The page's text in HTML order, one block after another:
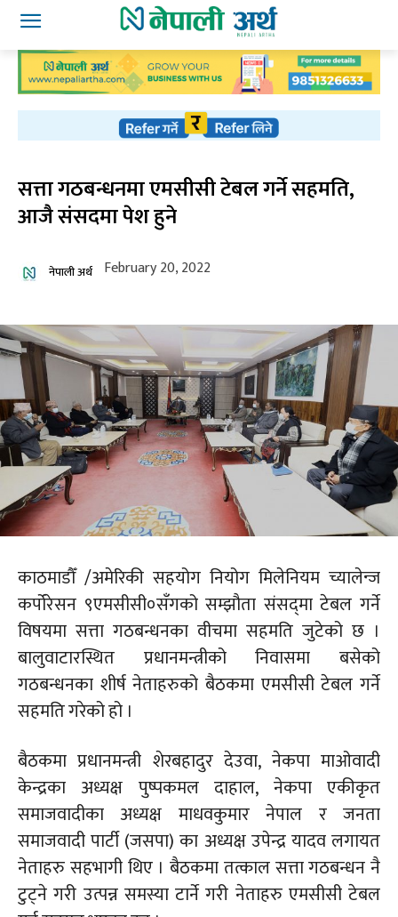
सत्ता गठबन्धनमा एमसीसी टेबल गर्ने सहमति,
आजै संसदमा पेश हुने
नेपाली अर्थ February 20, 2022
काठमाडौँ /अमेरिकी सहयोग नियोग मिलेनियम च्यालेन्ज
कर्पोरेसन ९एमसीसी०सँगको सम्झौता संसद्‍मा टेबल गर्ने
विषयमा सत्ता गठबन्धनका वीचमा सहमति जुटेको छ ।
बालुवाटारस्थित प्रधानमन्त्रीको निवासमा बसेको
गठबन्धनका शीर्ष नेताहरुको बैठकमा एमसीसी टेबल गर्ने
सहमति गरेको हो ।
बैठकमा प्रधानमन्त्री शेरबहादुर देउवा, नेकपा माओवादी
केन्द्रका अध्यक्ष पुष्पकमल दाहाल, नेकपा एकीकृत
समाजवादीका अध्यक्ष माधवकुमार नेपाल र जनता
समाजवादी पार्टी (जसपा) का अध्यक्ष उपेन्द्र यादव लगायत
नेताहरु सहभागी थिए । बैठकमा तत्काल सत्ता गठबन्धन नै
टुट्ने गरी उत्पन्न समस्या टार्ने गरी नेताहरु एमसीसी टेबल